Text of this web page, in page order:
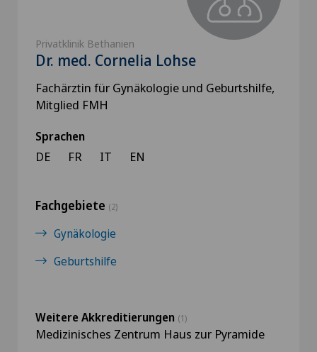
Privatklinik Bethanien
Dr. med. Cornelia Lohse
Fachärztin für Gynäkologie und Geburtshilfe,
Mitglied FMH
Sprachen
DE FR IT EN
Fachgebiete (2)
Gynäkologie
Geburtshilfe
Weitere Akkreditierungen (1)
Medizinisches Zentrum Haus zur Pyramide